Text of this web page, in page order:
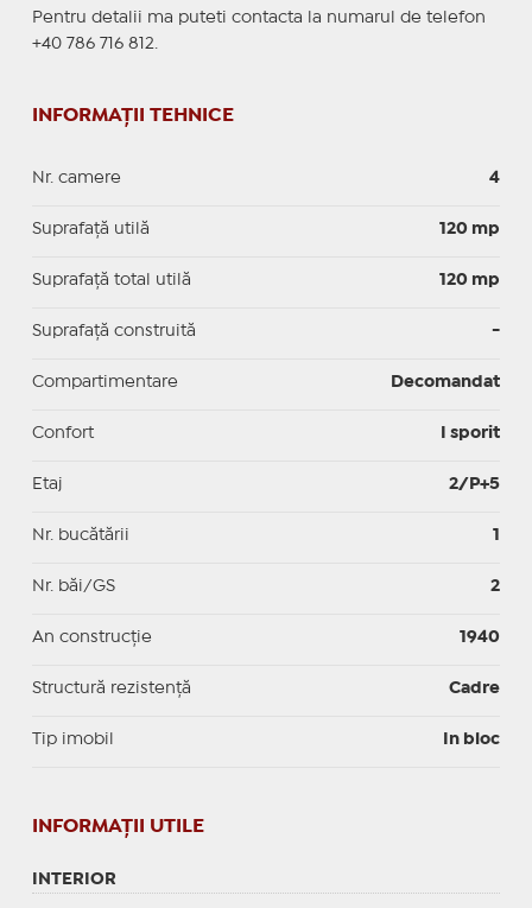
Pentru detalii ma puteti contacta la numarul de telefon
+40 786 716 812.
INFORMAȚII TEHNICE
Nr. camere 4
Suprafaţă utilă 120 mp
Suprafaţă total utilă 120 mp
Suprafaţă construită -
Compartimentare Decomandat
Confort I sporit
Etaj 2/P+5
Nr. bucătării 1
Nr. băi/GS 2
An construcție 1940
Structură rezistență Cadre
Tip imobil In bloc
INFORMAŢII UTILE
INTERIOR